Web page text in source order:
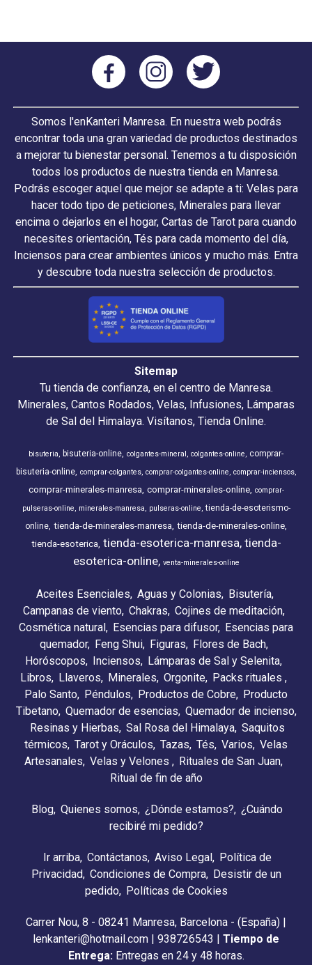
Somos l'enKanteri Manresa. En nuestra web podrás
encontrar toda una gran variedad de productos destinados
a mejorar tu bienestar personal. Tenemos a tu disposición
todos los productos de nuestra tienda en Manresa.
Podrás escoger aquel que mejor se adapte a ti: Velas para
hacer todo tipo de peticiones, Minerales para llevar
encima o dejarlos en el hogar, Cartas de Tarot para cuando
necesites orientación, Tés para cada momento del día,
Inciensos para crear ambientes únicos y mucho más. Entra
y descubre toda nuestra selección de productos.
Sitemap
Tu tienda de confianza, en el centro de Manresa.
Minerales, Cantos Rodados, Velas, Infusiones, Lámparas
de Sal del Himalaya. Visítanos, Tienda Online.
bisuteria bisuteria-online colgantes-mineral colgantes-online
comprar-
bisuteria-online comprar-colgantes comprar-colgantes-online comprar-inciensos
comprar-minerales-manresa comprar-minerales-online comprar-
pulseras-online
minerales-manresa pulseras-online tienda-de-esoterismo-
online tienda-de-minerales-manresa tienda-de-minerales-online
tienda-esoterica tienda-esoterica-manresa tienda-
esoterica-online venta-minerales-online
Aceites Esenciales Aguas y Colonias
Bisutería
Campanas de viento Chakras Cojines de meditación
Cosmética natural Esencias para difusor Esencias para
quemador
Feng Shui Figuras
Flores de Bach
Horóscopos
Inciensos
Lámparas de Sal y Selenita
Libros
Llaveros Minerales Orgonite Packs rituales
Palo Santo Péndulos Productos de Cobre Producto
Tibetano Quemador de esencias Quemador de incienso
Resinas y Hierbas Sal Rosa del Himalaya Saquitos
térmicos Tarot y Oráculos Tazas Tés Varios Velas
Artesanales Velas y Velones
Rituales de San Juan
Ritual de fin de año
Blog Quienes somos ¿Dónde estamos?
¿Cuándo
recibiré mi pedido?
Ir arriba Contáctanos Aviso Legal
Política de
Privacidad Condiciones de Compra
Desistir de un
pedido
Políticas de Cookies
Carrer Nou, 8 - 08241 Manresa, Barcelona - (España) |
lenkanteri@hotmail.com | 938726543 | Tiempo de
Entrega: Entregas en 24 y 48 horas.